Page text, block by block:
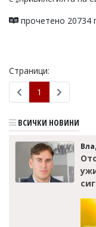
прочетено 20734
Страници:
1
ВСИЧКИ НОВИНИ